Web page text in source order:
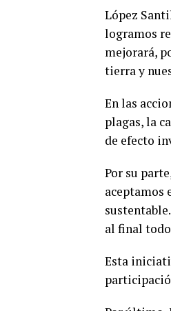
López
logramos
mejorará,
tierra y
En las
plagas, la
de efecto
Por su
aceptamos
al final
Esta